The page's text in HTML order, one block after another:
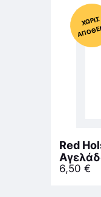
Χ
ΩΡΊΣ
Α
Π
Ό
ΘΕ
Red
6,50 €